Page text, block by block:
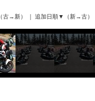
→新） 追加日順▼（新→古）